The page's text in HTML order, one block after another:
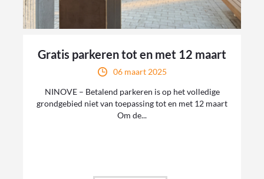
Gratis parkeren tot en met 12 maart
06 maart 2025
NINOVE – Betalend parkeren is op het volledige
grondgebied niet van toepassing tot en met 12 maart
Om de...